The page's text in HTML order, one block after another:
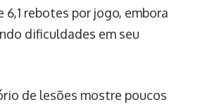
6,1 rebotes por jogo, embora
dificuldades em seu
de lesões mostre poucos